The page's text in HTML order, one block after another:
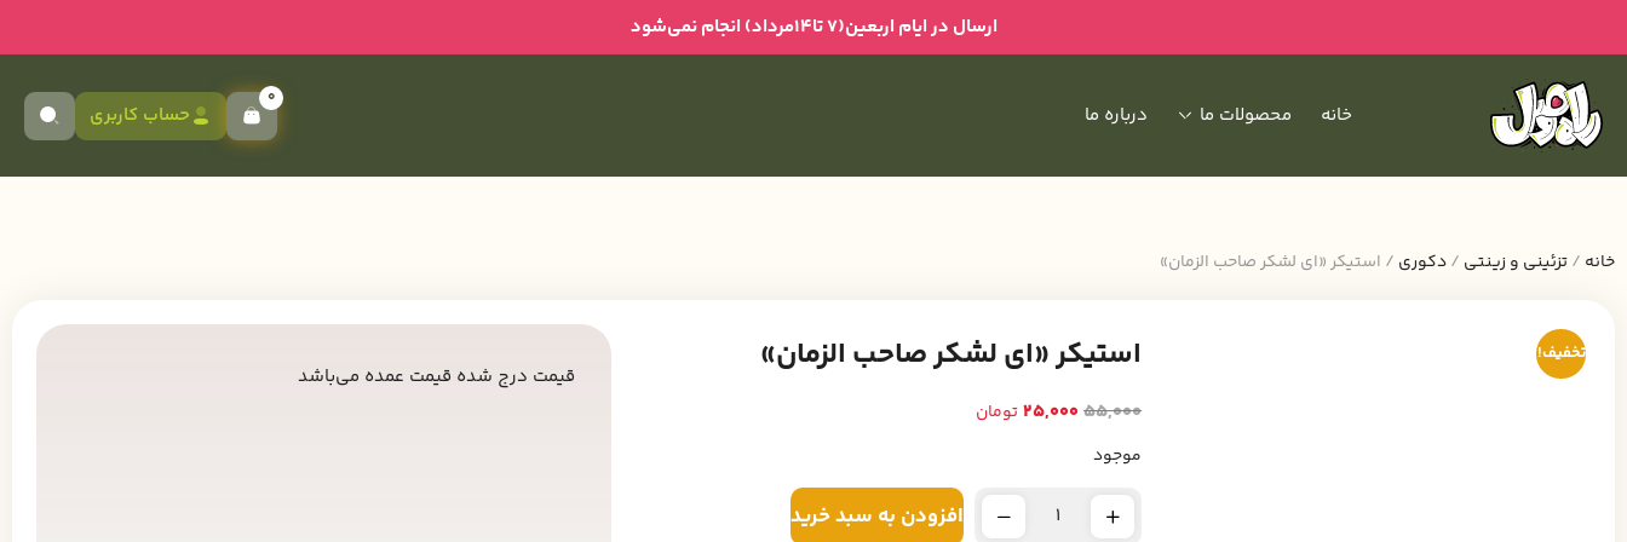
ارسال در ایام اربعین(۷ تا۱۴مرداد) انجام نمی‌شود
خانه محصولات ما درباره ما حساب کاربری
0
خانه /تزئینی و زینتی /دکوری / استیکر «ای لشکر صاحب الزمان»
تخفیف! استیکر «ای لشکر صاحب الزمان»
55,000
25,000تومان
موجود
افزودن به سبد خرید
قیمت درج شده قیمت عمده می‌باشد